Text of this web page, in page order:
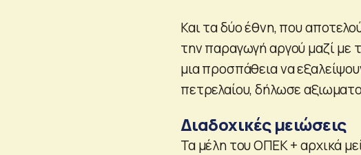
Και τα δύο έθνη, που
την παραγωγή αργού μαζί με
μια προσπάθεια να
πετρελαίου, δήλωσε
Διαδοχικές μειώσεις
Τα μέλη του ΟΠΕΚ + αρχικά